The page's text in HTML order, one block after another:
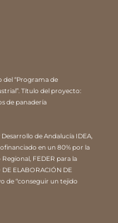
del “Programa de
Título del proyecto:
de panadería
de Andalucía IDEA,
en un 80% por la
FEDER para la
ELABORACIÓN DE
de “conseguir un tejido